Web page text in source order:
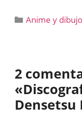
Categorías
Anime y
2
Densetsu